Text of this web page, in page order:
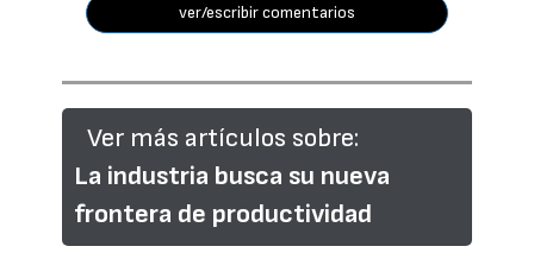
ver/escribir comentarios
Ver más artículos sobre:
La industria busca su nueva
frontera de productividad